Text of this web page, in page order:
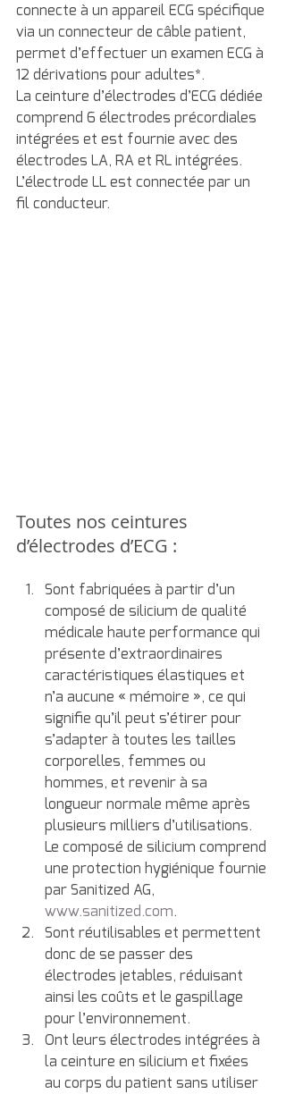
connecte à un appareil ECG spécifique
via un connecteur de câble patient,
permet d’effectuer un examen ECG à
12 dérivations pour adultes*.
La ceinture d’électrodes d’ECG dédiée
comprend 6 électrodes précordiales
intégrées et est fournie avec des
électrodes LA, RA et RL intégrées.
L’électrode LL est connectée par un
fil conducteur.
Toutes nos ceintures
d’électrodes d’ECG :
Sont fabriquées à partir d’un
composé de silicium de qualité
médicale haute performance qui
présente d’extraordinaires
caractéristiques élastiques et
n’a aucune « mémoire », ce qui
signifie qu’il peut s’étirer pour
s’adapter à toutes les tailles
corporelles, femmes ou
hommes, et revenir à sa
longueur normale même après
plusieurs milliers d’utilisations.
Le composé de silicium comprend
une protection hygiénique fournie
par Sanitized AG,
www.sanitized.com.
Sont réutilisables et permettent
donc de se passer des
électrodes jetables, réduisant
ainsi les coûts et le gaspillage
pour l’environnement.
Ont leurs électrodes intégrées à
la ceinture en silicium et fixées
au corps du patient sans utiliser